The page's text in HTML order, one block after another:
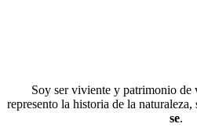
Soy ser viviente y patrimonio
represento la historia de la
se.